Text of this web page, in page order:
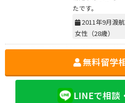
たです。
2011年9月渡
女性（28歳）
無料留学
LINEで相談